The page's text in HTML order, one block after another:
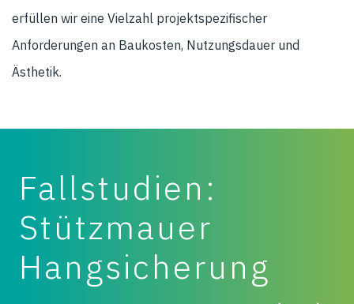
erfüllen wir eine Vielzahl projektspezifischer
Anforderungen an Baukosten, Nutzungsdauer und
Ästhetik.
Fallstudien:
Stützmauer
Hangsicherung